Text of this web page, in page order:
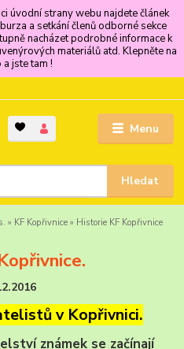
úvodní strany webu najdete článek
a setkání členů odborné sekce
nacházet podrobné informace k
materiálů atd. Klepněte na
jste tam !
Menu
Hledat
» KF Kopřivnice » Historie KF Kopřivnice
v Kopřivnici.
známek se začínají